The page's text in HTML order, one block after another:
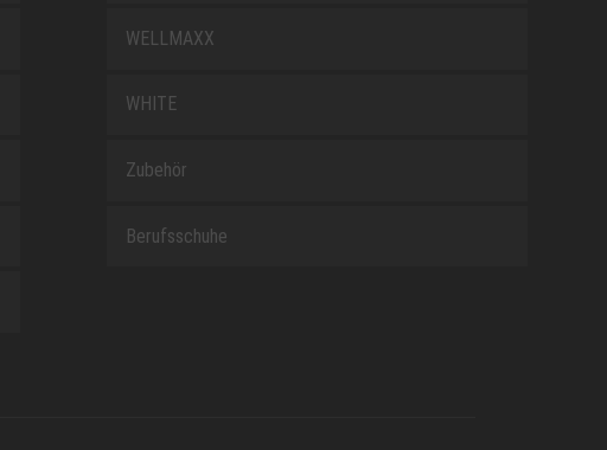
WELLMAXX
WHITE
Zubehör
Berufsschuhe